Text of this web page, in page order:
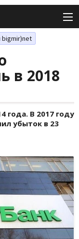
bigmir)net
в 2018
года. В 2017 году
убыток в 23